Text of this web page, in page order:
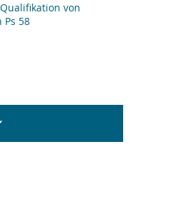
von
Ps 58